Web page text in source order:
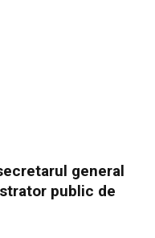
general
public de